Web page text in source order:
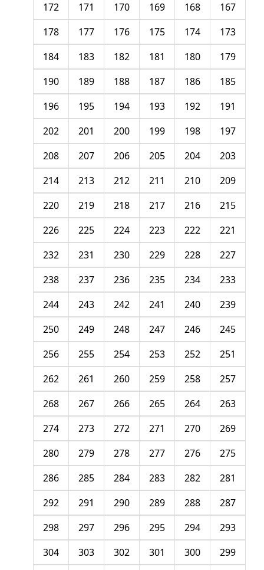
167
168
169
170
171
172
173
174
175
176
177
178
179
180
181
182
183
184
185
186
187
188
189
190
191
192
193
194
195
196
197
198
199
200
201
202
203
204
205
206
207
208
209
210
211
212
213
214
215
216
217
218
219
220
221
222
223
224
225
226
227
228
229
230
231
232
233
234
235
236
237
238
239
240
241
242
243
244
245
246
247
248
249
250
251
252
253
254
255
256
257
258
259
260
261
262
263
264
265
266
267
268
269
270
271
272
273
274
275
276
277
278
279
280
281
282
283
284
285
286
287
288
289
290
291
292
293
294
295
296
297
298
299
300
301
302
303
304